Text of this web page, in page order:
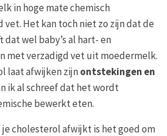
in hoge mate chemisch
Het kan toch niet zo zijn dat de
wel baby’s al hart- en
met verzadigd vet uit moedermelk.
laat afwijken zijnontstekingen en
ik al schreef dat het wordt
bewerkt eten.
cholesterol afwijkt is het goed om